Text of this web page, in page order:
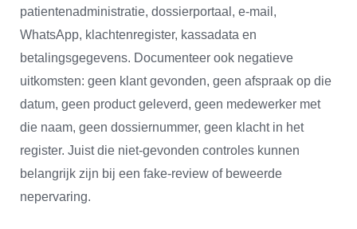
patientenadministratie, dossierportaal, e-mail,
WhatsApp, klachtenregister, kassadata en
betalingsgegevens. Documenteer ook negatieve
uitkomsten: geen klant gevonden, geen afspraak op die
datum, geen product geleverd, geen medewerker met
die naam, geen dossiernummer, geen klacht in het
register. Juist die niet-gevonden controles kunnen
belangrijk zijn bij een fake-review of beweerde
nepervaring.